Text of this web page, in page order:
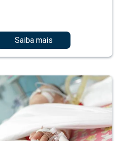
Saiba mais